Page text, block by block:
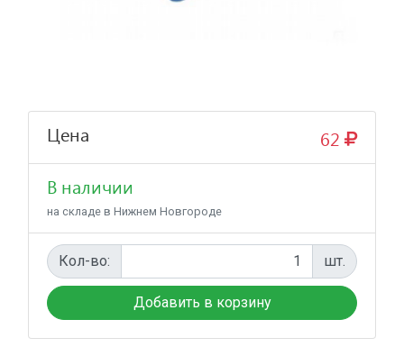
Цена
62
В наличии
на складе в Нижнем Новгороде
Кол-во: шт.